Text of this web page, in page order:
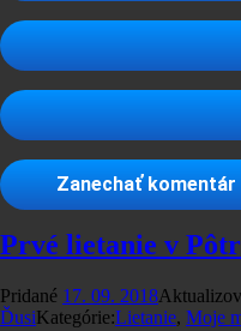
Zanechať komentár
Prvé lietanie v
Pridané 17. 09. 2018
ĎusiKategórie:Lietanie, Moje